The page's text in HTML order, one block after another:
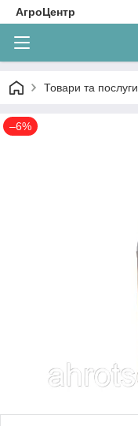
АгроЦентр
Товари та послуги
–6%